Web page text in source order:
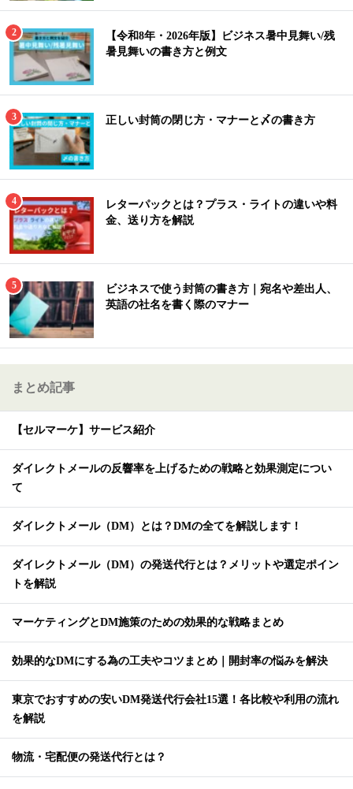
【令和8年・2026年版】ビジネス暑中見舞い/残
暑見舞いの書き方と例文
正しい封筒の閉じ方・マナーと〆の書き方
レターパックとは？プラス・ライトの違いや料
金、送り方を解説
ビジネスで使う封筒の書き方｜宛名や差出人、
英語の社名を書く際のマナー
まとめ記事
【セルマーケ】サービス紹介
ダイレクトメールの反響率を上げるための戦略と効果測定につい
て
ダイレクトメール（DM）とは？DMの全てを解説します！
ダイレクトメール（DM）の発送代行とは？メリットや選定ポイン
トを解説
マーケティングとDM施策のための効果的な戦略まとめ
効果的なDMにする為の工夫やコツまとめ｜開封率の悩みを解決
東京でおすすめの安いDM発送代行会社15選！各比較や利用の流れ
を解説
物流・宅配便の発送代行とは？